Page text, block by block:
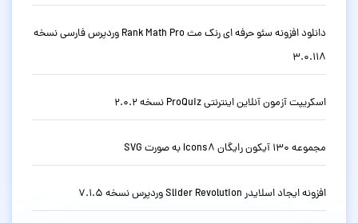
دانلود افزونه سئو حرفه ای رنک مث Rank Math Pro وردپرس فارسی نسخه
3.0.118
اسکریپت آزمون آنلاین اینترنتی ProQuiz نسخه 2.0.2
مجموعه 130 آیکون رایگان Icons8 به صورت SVG
افزونه ایجاد اسلایدر Slider Revolution وردپرس نسخه 7.1.5